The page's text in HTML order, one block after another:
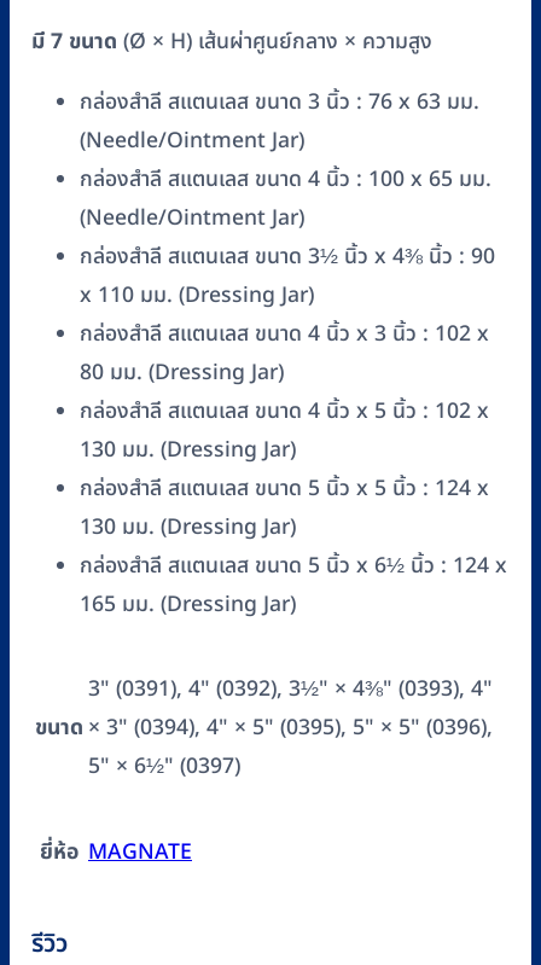
มี 7 ขนาด (Ø × H) เส้นผ่าศูนย์กลาง × ความสูง
กล่องสำลี สแตนเลส ขนาด 3 นิ้ว : 76 x 63 มม.
(Needle/Ointment Jar)
กล่องสำลี สแตนเลส ขนาด 4 นิ้ว : 100 x 65 มม.
(Needle/Ointment Jar)
กล่องสำลี สแตนเลส ขนาด 3½ นิ้ว x 4⅜ นิ้ว : 90
x 110 มม. (Dressing Jar)
กล่องสำลี สแตนเลส ขนาด 4 นิ้ว x 3 นิ้ว : 102 x
80 มม. (Dressing Jar)
กล่องสำลี สแตนเลส ขนาด 4 นิ้ว x 5 นิ้ว : 102 x
130 มม. (Dressing Jar)
กล่องสำลี สแตนเลส ขนาด 5 นิ้ว x 5 นิ้ว : 124 x
130 มม. (Dressing Jar)
กล่องสำลี สแตนเลส ขนาด 5 นิ้ว x 6½ นิ้ว : 124 x
165 มม. (Dressing Jar)
ขนาด
3" (0391), 4" (0392), 3½" × 4⅜" (0393), 4"
× 3" (0394), 4" × 5" (0395), 5" × 5" (0396),
5" × 6½" (0397)
ยี่ห้อ MAGNATE
รีวิว